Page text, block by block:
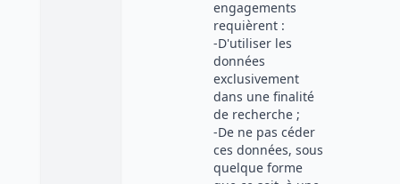
engagements
requièrent :
-D'utiliser les
données
exclusivement
dans une finalité
de recherche ;
-De ne pas céder
ces données, sous
quelque forme